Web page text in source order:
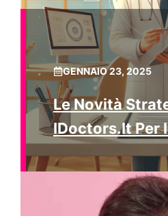
GENNAIO 23, 2025
Le Novità
IDoctors.it Per